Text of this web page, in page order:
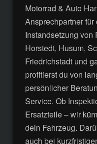
Motorrad & Auto
Ansprechpartner für
Instandsetzung von
Horstedt, Husum,
Friedrichstadt und
profitierst du von
persönlicher
Service. Ob
Ersatzteile – wir
dein Fahrzeug.
auch bei